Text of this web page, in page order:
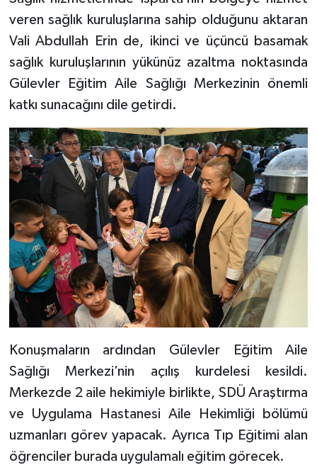
veren sağlık kuruluşlarına sahip olduğunu aktaran
Vali Abdullah Erin de, ikinci ve üçüncü basamak
sağlık kuruluşlarının yükünüz azaltma noktasında
Gülevler Eğitim Aile Sağlığı Merkezinin önemli
katkı sunacağını dile getirdi.
Konuşmaların ardından Gülevler Eğitim Aile
Sağlığı Merkezi’nin açılış kurdelesi kesildi.
Merkezde 2 aile hekimiyle birlikte, SDÜ Araştırma
ve Uygulama Hastanesi Aile Hekimliği bölümü
uzmanları görev yapacak. Ayrıca Tıp Eğitimi alan
öğrenciler burada uygulamalı eğitim görecek.